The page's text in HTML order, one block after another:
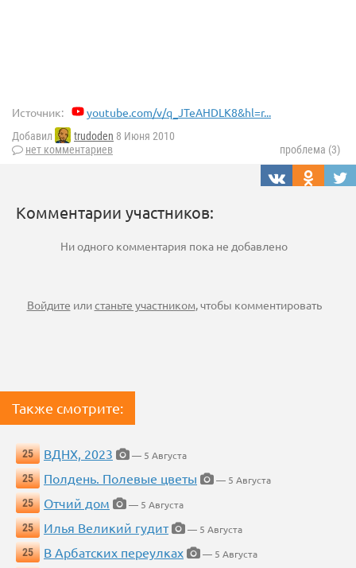
Источник: youtube.com/v/q_JTeAHDLK8&hl=r...
Добавил trudoden 8 Июня 2010
нет комментариев
проблема (3)
Комментарии участников:
Ни одного комментария пока не добавлено
Войдите илистаньте участником, чтобы комментировать
Также смотрите:
25 ВДНХ, 2023
— 5 Августа
25
Полдень. Полевые цветы
— 5 Августа
25
Отчий дом
— 5 Августа
25
Илья Великий гудит
— 5 Августа
25
В Арбатских переулках
— 5 Августа